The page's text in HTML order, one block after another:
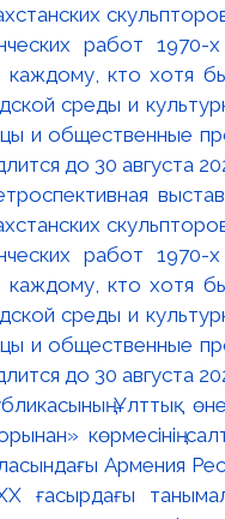
работ 1970-
кто хотя
среды и
и общественные
до 30 августа